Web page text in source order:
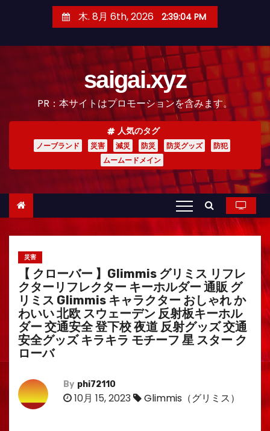
木. 8月 6th, 2026 2:39:05 PM
saigai.xyz
PR：本サイトはプロモーションを含みます。
人気のタグ
ノーブランド 災害 減災 防災 防災グッズ
防犯
ムームードメイン
災害
【 クローバー 】Glimmis グリミス リフレ
クターリフレクター キーホルダー 通販 グ
リミス Glimmis キャラクター おしゃれ か
わいい 北欧 スウェーデン 反射板キーホル
ダー 交通安全 登下校 夜道 反射グッズ 交通
安全グッズ キラキラ モチーフ 星 スター ク
ローバ
By phi72110
10月 15, 2023 Glimmis（グリミス）